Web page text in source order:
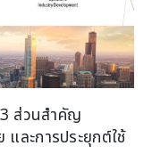
ส่วนสำคัญ
ละการประยุกต์ใช้